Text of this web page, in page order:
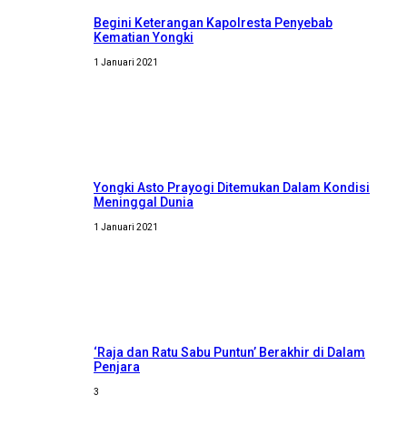
Begini Keterangan Kapolresta Penyebab
Kematian Yongki
1 Januari 2021
Yongki Asto Prayogi Ditemukan Dalam Kondisi
Meninggal Dunia
1 Januari 2021
‘Raja dan Ratu Sabu Puntun’ Berakhir di Dalam
Penjara
3